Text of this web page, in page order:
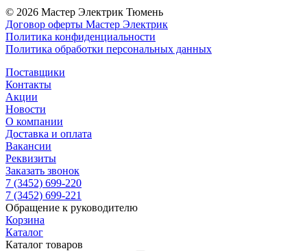
© 2026 Мастер Электрик Тюмень
Договор оферты Мастер Электрик
Политика конфиденциальности
Политика обработки персональных данных
Поставщики
Контакты
Акции
Новости
О компании
Доставка и оплата
Вакансии
Реквизиты
Заказать звонок
7 (3452) 699-220
7 (3452) 699-221
Обращение к руководителю
Корзина
Каталог
Каталог товаров